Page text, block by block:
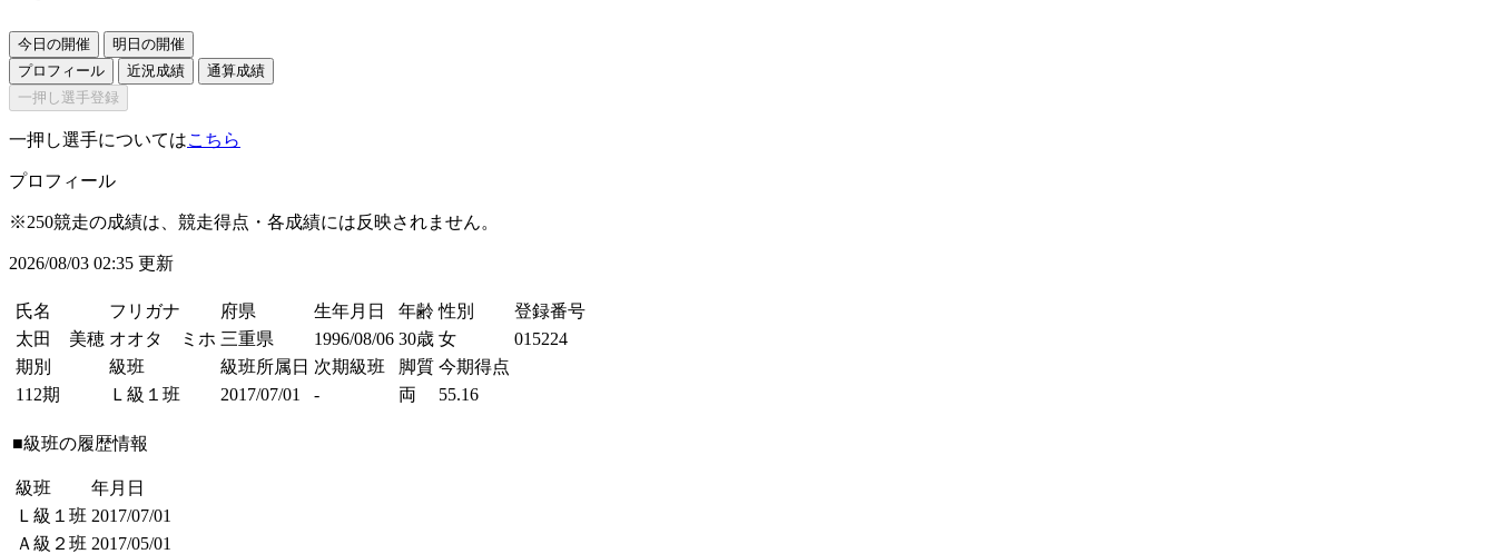
今日の開催
明日の開催
プロフィール
近況成績
通算成績
一押し選手登録
一押し選手についてはこちら
プロフィール
※250競走の成績は、競走得点・各成績には反映されません。
2026/08/03 02:35 更新
氏名 フリガナ 府県 生年月日 年齢 性別
登録番号
太田 美穂 オオタ ミホ 三重県 1996/08/06 30歳 女
015224
期別
級班 級班所属日 次期級班 脚質 今期得点
112期
Ｌ級１班 2017/07/01 - 両 55.16
■級班の履歴情報
級班
年月日
Ｌ級１班 2017/07/01
Ａ級２班 2017/05/01